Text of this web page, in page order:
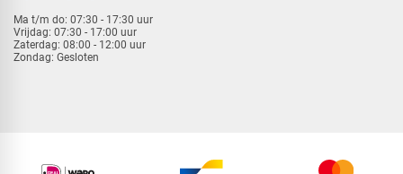
Ma t/m do: 07:30 - 17:30 uur
Vrijdag: 07:30 - 17:00 uur
Zaterdag: 08:00 - 12:00 uur
Zondag: Gesloten